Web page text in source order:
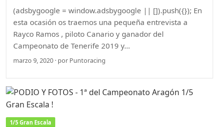
(adsbygoogle = window.adsbygoogle || []).push({}); En
esta ocasión os traemos una pequeña entrevista a
Rayco Ramos , piloto Canario y ganador del
Campeonato de Tenerife 2019 y…
marzo 9, 2020 · por Puntoracing
1/5 Gran Escala